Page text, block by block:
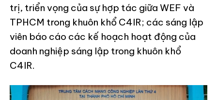
trị, triển vọng của sự hợp tác giữa WEF và
TPHCM trong khuôn khổ C4IR; các sáng lập
viên báo cáo các kế hoạch hoạt động của
doanh nghiệp sáng lập trong khuôn khổ
C4IR.